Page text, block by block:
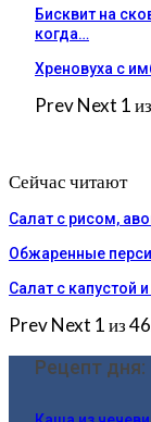
Бисквит на
когда…
Хреновуха с
PrevNext 1
Сейчас читают
Салат с рисом,
Обжаренные
Салат с капустой
PrevNext 1 из
Рецепт дня: